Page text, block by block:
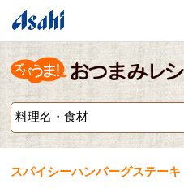
スパイシーハンバーグステーキ